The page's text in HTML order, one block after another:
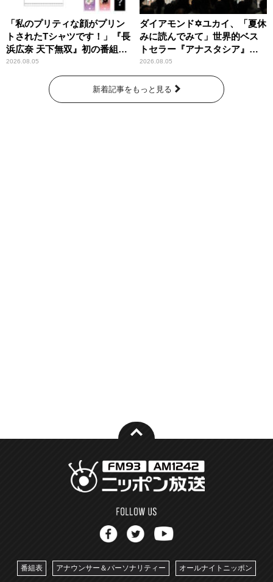
「私のプリティな顔がプリン
トされたTシャツです！」『長
浜広奈 天下無双』初の番組グ
ッズ発売
2026.08.05
ダイアモンド✡ユカイ、「夏休
みに読んでみて」世界的ベス
トセラー『アナスタシア』を
紹介
2026.08.05
新着記事をもっと見る
番組表 アナウンサー＆パーソナリティー オールナイトニッポン